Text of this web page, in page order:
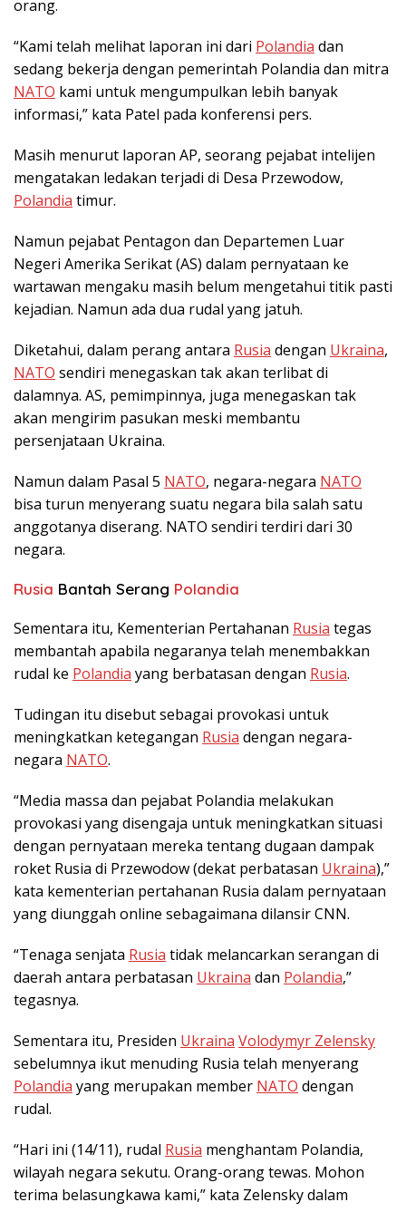
orang.
“Kami telah melihat laporan ini dari Polandia dan
sedang bekerja dengan pemerintah Polandia dan mitra
NATO kami untuk mengumpulkan lebih banyak
informasi,” kata Patel pada konferensi pers.
Masih menurut laporan AP, seorang pejabat intelijen
mengatakan ledakan terjadi di Desa Przewodow,
Polandia timur.
Namun pejabat Pentagon dan Departemen Luar
Negeri Amerika Serikat (AS) dalam pernyataan ke
wartawan mengaku masih belum mengetahui titik pasti
kejadian. Namun ada dua rudal yang jatuh.
Diketahui, dalam perang antara Rusia dengan Ukraina,
NATO sendiri menegaskan tak akan terlibat di
dalamnya. AS, pemimpinnya, juga menegaskan tak
akan mengirim pasukan meski membantu
persenjataan Ukraina.
Namun dalam Pasal 5 NATO, negara-negara NATO
bisa turun menyerang suatu negara bila salah satu
anggotanya diserang. NATO sendiri terdiri dari 30
negara.
Rusia Bantah Serang Polandia
Sementara itu, Kementerian Pertahanan Rusia tegas
membantah apabila negaranya telah menembakkan
rudal ke Polandia yang berbatasan dengan Rusia.
Tudingan itu disebut sebagai provokasi untuk
meningkatkan ketegangan Rusia dengan negara-
negara NATO.
“Media massa dan pejabat Polandia melakukan
provokasi yang disengaja untuk meningkatkan situasi
dengan pernyataan mereka tentang dugaan dampak
roket Rusia di Przewodow (dekat perbatasan Ukraina),”
kata kementerian pertahanan Rusia dalam pernyataan
yang diunggah online sebagaimana dilansir CNN.
“Tenaga senjata Rusia tidak melancarkan serangan di
daerah antara perbatasan Ukraina dan Polandia,”
tegasnya.
Sementara itu, Presiden Ukraina Volodymyr Zelensky
sebelumnya ikut menuding Rusia telah menyerang
Polandia yang merupakan member NATO dengan
rudal.
“Hari ini (14/11), rudal Rusia menghantam Polandia,
wilayah negara sekutu. Orang-orang tewas. Mohon
terima belasungkawa kami,” kata Zelensky dalam